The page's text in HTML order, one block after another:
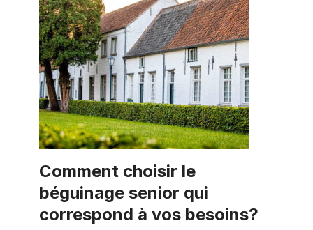
Comment choisir le
béguinage senior qui
correspond à vos besoins?